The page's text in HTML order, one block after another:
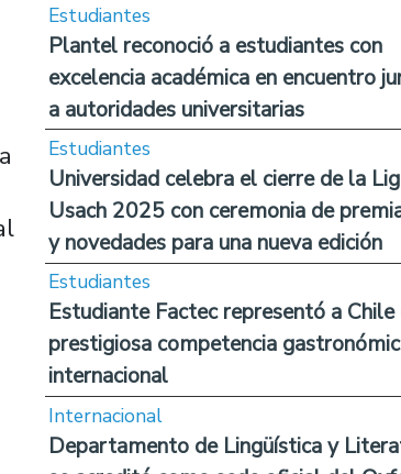
Estudiantes
Plantel reconoció a estudiantes con
excelencia académica en encuentro
a autoridades universitarias
Estudiantes
Universidad celebra el cierre de la
Usach 2025 con ceremonia de
y novedades para una nueva edición
Estudiantes
Estudiante Factec representó a Chile
prestigiosa competencia
internacional
Internacional
Departamento de Lingüística y